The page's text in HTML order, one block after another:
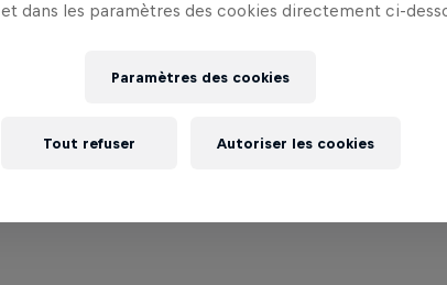
et dans les paramètres des cookies directement ci-
Paramètres des cookies
Tout refuser Autoriser les cookies